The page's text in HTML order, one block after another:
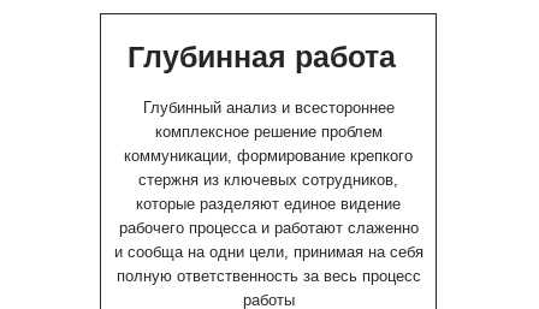
Глубинный анализ и всестороннее
комплексное решение проблем
коммуникации, формирование крепкого
стержня из ключевых сотрудников,
которые разделяют единое видение
рабочего процесса и работают слаженно
и сообща на одни цели, принимая на себя
полную ответственность за весь процесс
работы
Глубинная работа